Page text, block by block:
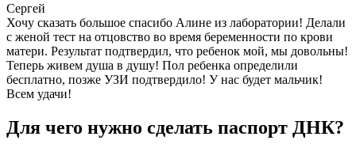
Сергей
Хочу сказать большое спасибо Алине из лаборатории! Делали
с женой тест на отцовство во время беременности по крови
матери. Результат подтвердил, что ребенок мой, мы довольны!
Теперь живем душа в душу! Пол ребенка определили
бесплатно, позже УЗИ подтвердило! У нас будет мальчик!
Всем удачи!
Для чего нужно сделать паспорт ДНК?